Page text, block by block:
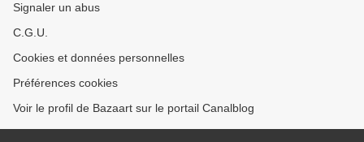
Signaler un abus
C.G.U.
Cookies et données personnelles
Préférences cookies
Voir le profil de Bazaart sur le portail Canalblog